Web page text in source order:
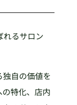
れるサロン
独自の価値を
特化、店内